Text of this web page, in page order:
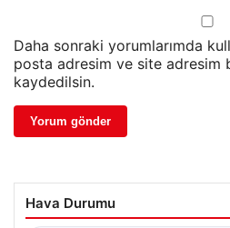
Daha sonraki yorumlarımda
posta adresim ve site adresim
kaydedilsin.
Hava Durumu